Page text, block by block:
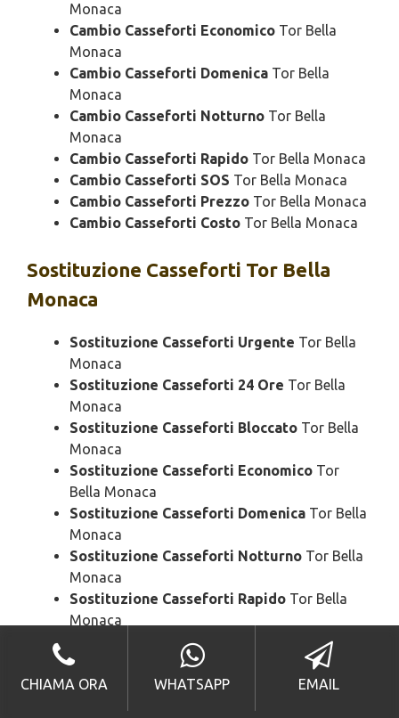
Monaca
Cambio Casseforti Economico Tor Bella
Monaca
Cambio Casseforti Domenica Tor Bella
Monaca
Cambio Casseforti Notturno Tor Bella
Monaca
Cambio Casseforti Rapido Tor Bella Monaca
Cambio Casseforti SOS Tor Bella Monaca
Cambio Casseforti Prezzo Tor Bella Monaca
Cambio Casseforti Costo Tor Bella Monaca
Sostituzione Casseforti Tor Bella
Monaca
Sostituzione Casseforti Urgente Tor Bella
Monaca
Sostituzione Casseforti 24 Ore Tor Bella
Monaca
Sostituzione Casseforti Bloccato Tor Bella
Monaca
Sostituzione Casseforti Economico Tor
Bella Monaca
Sostituzione Casseforti Domenica Tor Bella
Monaca
Sostituzione Casseforti Notturno Tor Bella
Monaca
Sostituzione Casseforti Rapido Tor Bella
Monaca
Sostituzione Casseforti SOS
Tor Bella
Monaca
Sostituzione Casseforti Prezzo
Tor Bella
CHIAMA ORA WHATSAPP EMAIL